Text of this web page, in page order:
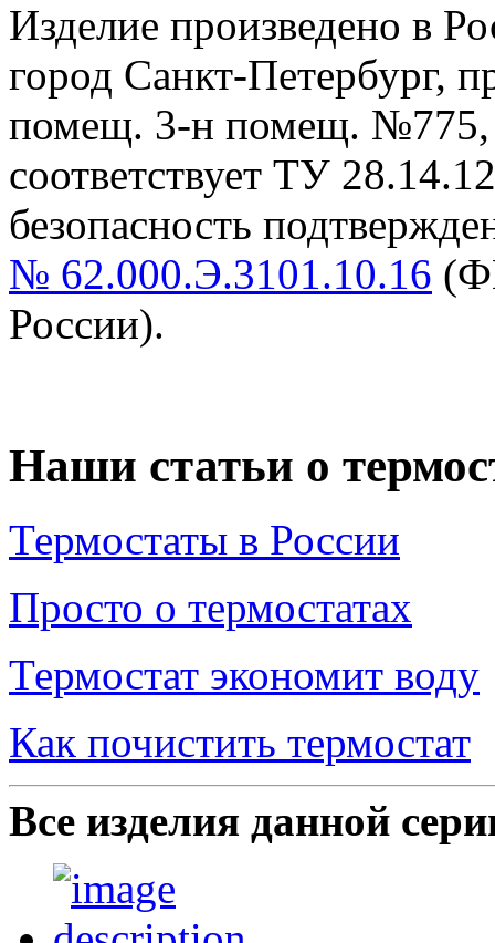
Изделие произведено в
город Санкт-Петербург,
помещ. 3-н помещ. №775,
cоответствует ТУ
безопасность
№ 62.000.Э.3101.10.16
России).
Наши статьи о
Термостаты в России
Просто о термостатах
Термостат экономит воду
Как почистить термостат
Все изделия данной